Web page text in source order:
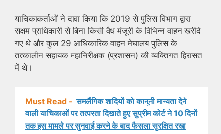
याचिकाकर्ताओं ने दावा किया कि 2019 से पुलिस विभाग द्वारा
सक्षम प्राधिकारी से बिना किसी वैध मंजूरी के विभिन्न वाहन खरीदे
गए थे और कुल 29 आधिकारिक वाहन मेघालय पुलिस के
तत्कालीन सहायक महानिरीक्षक (प्रशासन) की व्यक्तिगत हिरासत
में थे।
Must Read - समलैंगिक शादियों को कानूनी मान्यता देने
वाली याचिकाओं पर तत्परता दिखाते हुए सुप्रीम कोर्ट ने 10 दिनों
तक इस मामले पर सुनवाई करने के बाद फैसला सुरक्षित रखा